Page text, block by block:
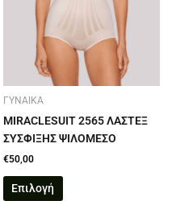
ΓΥΝΑΙΚΑ
MIRACLESUIT 2565 ΛΑΣΤΕΞ
ΣΥΣΦΙΞΗΣ ΨΙΛΟΜΕΣΟ
€50,00
Επιλογή
μπορούν
να
επιλεγούν
του
προϊόντος